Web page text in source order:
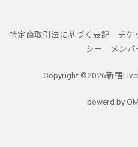
特定商取引法に基づく表記 チケ
シー
メン
Copyright ©2026新宿
powerd by